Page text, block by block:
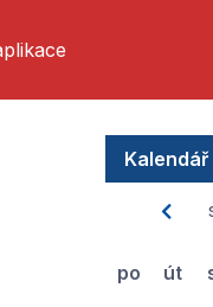
Kalendář
po út